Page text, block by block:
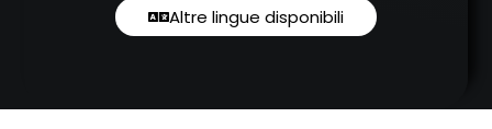
Altre lingue disponibili